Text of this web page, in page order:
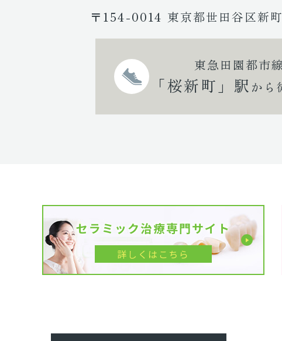
〒154-0014 東京都世田谷区新
東急田園都市線
「桜新町」駅 から
セラミック治療専門サイト
詳しくはこちら